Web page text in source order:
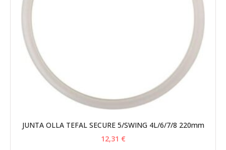
JUNTA OLLA TEFAL SECURE 5/SWING 4L/6/7/8 220mm
12,31 €